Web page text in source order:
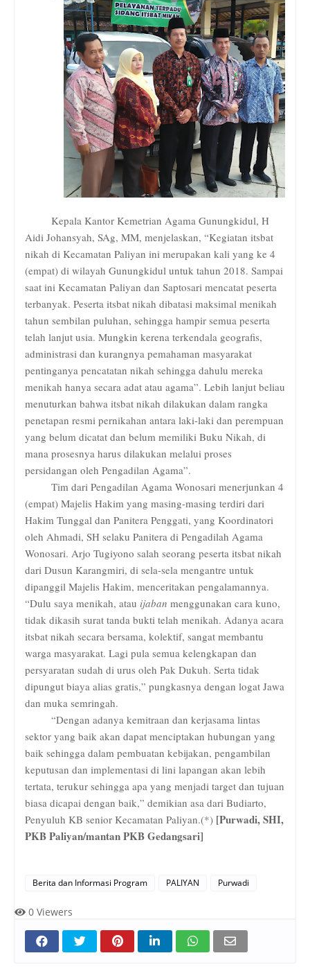
Kepala Kantor Kemetrian Agama Gunungkidul, H
Aidi Johansyah, SAg, MM, menjelaskan, “Kegiatan itsbat
nikah di Kecamatan Paliyan ini merupakan kali yang ke 4
(empat) di wilayah Gunungkidul untuk tahun 2018. Sampai
saat ini Kecamatan Paliyan dan Saptosari mencatat peserta
terbanyak. Peserta itsbat nikah dibatasi maksimal menikah
tahun sembilan puluhan, sehingga hampir semua peserta
telah lanjut usia. Mungkin kerena terkendala geografis,
administrasi dan kurangnya pemahaman masyarakat
pentinganya pencatatan nikah sehingga dahulu mereka
menikah hanya secara adat atau agama”. Lebih lanjut beliau
menuturkan bahwa itsbat nikah dilakukan dalam rangka
penetapan resmi pernikahan antara laki-laki dan perempuan
yang belum dicatat dan belum memiliki Buku Nikah, di
mana prosesnya harus dilakukan melalui proses
persidangan oleh Pengadilan Agama”.
Tim dari Pengadilan Agama Wonosari menerjunkan 4
(empat) Majelis Hakim yang masing-masing terdiri dari
Hakim Tunggal dan Panitera Penggati, yang Koordinatori
oleh Ahmadi, SH selaku Panitera di Pengadilah Agama
Wonosari. Arjo Tugiyono salah seorang peserta itsbat nikah
dari Dusun Karangmiri, di sela-sela mengantre untuk
dipanggil Majelis Hakim, menceritakan pengalamannya.
“Dulu saya menikah, atau ijaban menggunakan cara kuno,
tidak dikasih surat tanda bukti telah menikah. Adanya acara
itsbat nikah secara bersama, kolektif, sangat membantu
warga masyarakat. Lagi pula semua kelengkapan dan
persyaratan sudah di urus oleh Pak Dukuh. Serta tidak
dipungut biaya alias gratis,” pungkasnya dengan logat Jawa
dan muka semringah.
“Dengan adanya kemitraan dan kerjasama lintas
sektor yang baik akan dapat menciptakan hubungan yang
baik sehingga dalam pembuatan kebijakan, pengambilan
keputusan dan implementasi di lini lapangan akan lebih
tertata, terukur sehingga apa yang menjadi target dan tujuan
biasa dicapai dengan baik,” demikian asa dari Budiarto,
Penyuluh KB senior Kecamatan Paliyan.(*) [Purwadi, SHI,
PKB Paliyan/mantan PKB Gedangsari]
Berita dan Informasi Program PALIYAN Purwadi
0 Viewers